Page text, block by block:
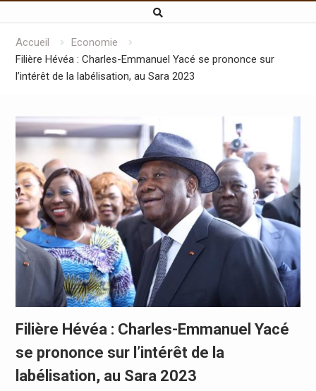
Accueil
Economie
Filière Hévéa : Charles-Emmanuel Yacé se prononce sur
l’intérêt de la labélisation, au Sara 2023
Filière Hévéa : Charles-Emmanuel Yacé
se prononce sur l’intérêt de la
labélisation, au Sara 2023